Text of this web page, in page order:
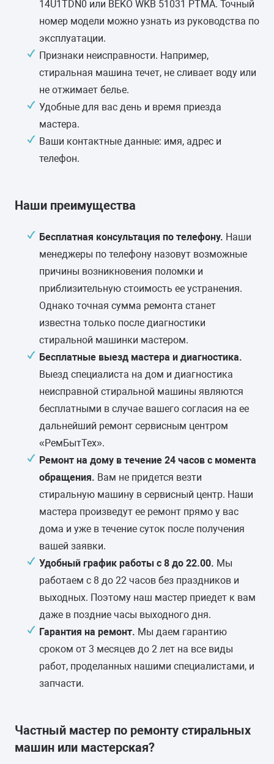
30-60 минут 1 год гарантии
Замена щёток двигателя
Замена амортизаторов
от 2200 руб.
40-90 минут
30-70 минут
(датчика уровня)
40-60 минут 6 месяцев
Замена заливного клапана
(КЭНа)
от 1500 руб.
30-60 минут 6 месяцев
Вынуть посторонний
предмет
30-70 минут - гарантии
Замена блока управления
или индикации
от 2000 руб.
30-80 минут 1 год гарантии
Ремонт платы управления
от 2500 руб.
(вывозится в мастерскую)
гарантии
Замена селектора программ
от 2000 руб.
30-70 минут
6 месяцев гарантии
Ремонт или замена
аквастопа
от 2000 руб.
Замена шкива барабана
противовеса
Замена шторок барабана с
разбором бака (для машин с
вертикальной загрузкой)
от 2900 руб.
14U1TDN0 или BEKO WKB 51031 PTMA. Точный
номер модели можно узнать из руководства по
эксплуатации.
Признаки неисправности. Например,
стиральная машина течет, не сливает воду или
не отжимает белье.
Удобные для вас день и время приезда
мастера.
Ваши контактные данные: имя, адрес и
телефон.
Наши преимущества
Бесплатная консультация по телефону. Наши
менеджеры по телефону назовут возможные
причины возникновения поломки и
приблизительную стоимость ее устранения.
Однако точная сумма ремонта станет
известна только после диагностики
стиральной машинки мастером.
Бесплатные выезд мастера и диагностика.
Выезд специалиста на дом и диагностика
неисправной стиральной машины являются
бесплатными в случае вашего согласия на ее
дальнейший ремонт сервисным центром
«РемБытТех».
Ремонт на дому в течение 24 часов с момента
обращения. Вам не придется везти
стиральную машину в сервисный центр. Наши
мастера произведут ее ремонт прямо у вас
дома и уже в течение суток после получения
вашей заявки.
Удобный график работы с 8 до 22.00. Мы
работаем с 8 до 22 часов без праздников и
выходных. Поэтому наш мастер приедет к вам
даже в поздние часы выходного дня.
Гарантия на ремонт. Мы даем гарантию
сроком от 3 месяцев до 2 лет на все виды
работ, проделанных нашими специалистами, и
запчасти.
Частный мастер по ремонту стиральных
машин или мастерская?